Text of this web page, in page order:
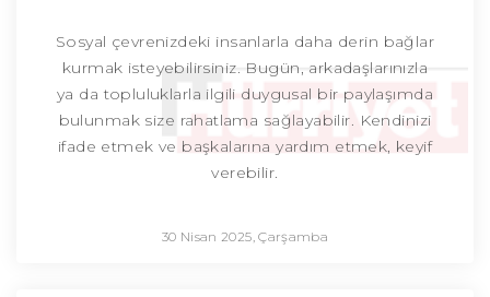
Sosyal çevrenizdeki insanlarla daha derin bağlar
kurmak isteyebilirsiniz. Bugün, arkadaşlarınızla
ya da topluluklarla ilgili duygusal bir paylaşımda
bulunmak size rahatlama sağlayabilir. Kendinizi
ifade etmek ve başkalarına yardım etmek, keyif
verebilir.
30 Nisan 2025, Çarşamba